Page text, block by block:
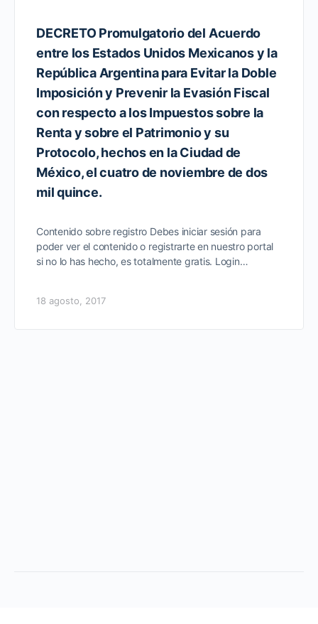
DECRETO Promulgatorio del Acuerdo
entre los Estados Unidos Mexicanos y la
República Argentina para Evitar la Doble
Imposición y Prevenir la Evasión Fiscal
con respecto a los Impuestos sobre la
Renta y sobre el Patrimonio y su
Protocolo, hechos en la Ciudad de
México, el cuatro de noviembre de dos
mil quince.
Contenido sobre registro Debes iniciar sesión para
poder ver el contenido o registrarte en nuestro portal
si no lo has hecho, es totalmente gratis. Login…
18 agosto, 2017